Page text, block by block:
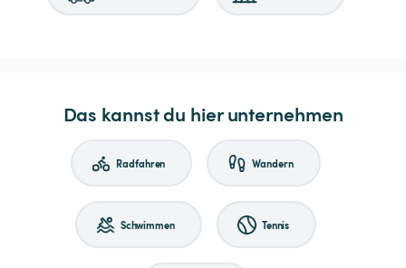
Das kannst du hier unternehmen
Radfahren Wandern
Schwimmen Tennis